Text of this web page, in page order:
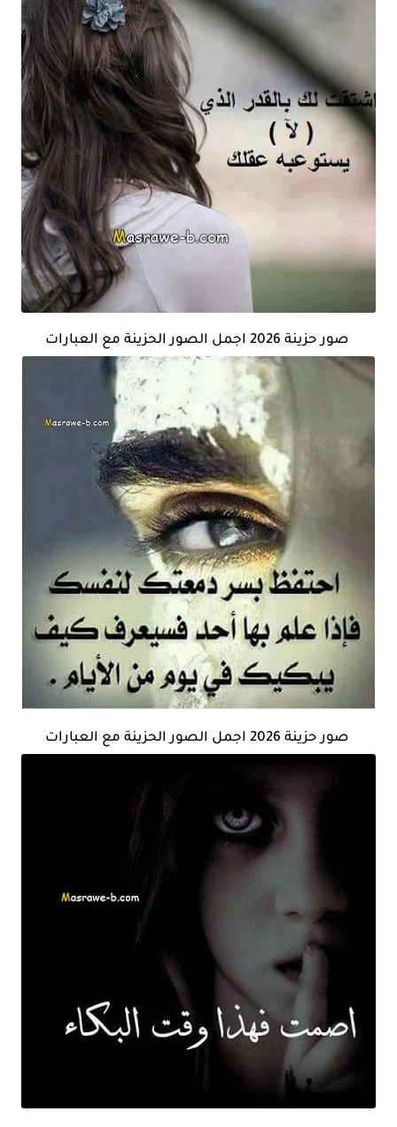
صور حزينة 2026 اجمل الصور الحزينة مع العبارات
صور حزينة 2026 اجمل الصور الحزينة مع العبارات